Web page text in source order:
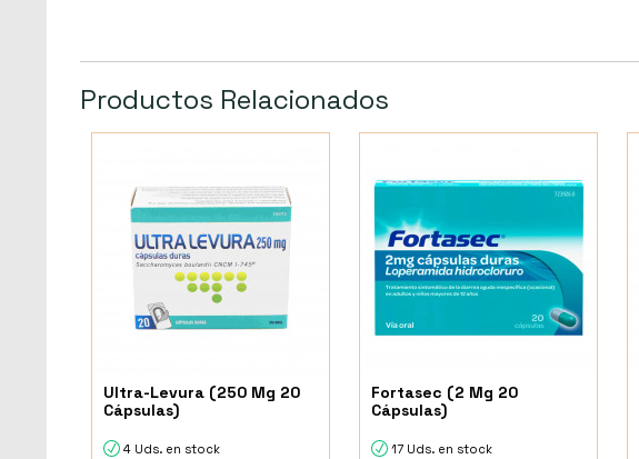
Productos Relacionados
Ultra-Levura (250 Mg 20
Cápsulas)
4 Uds. en stock
Fortasec (2 Mg 20
Cápsulas)
17 Uds. en stock